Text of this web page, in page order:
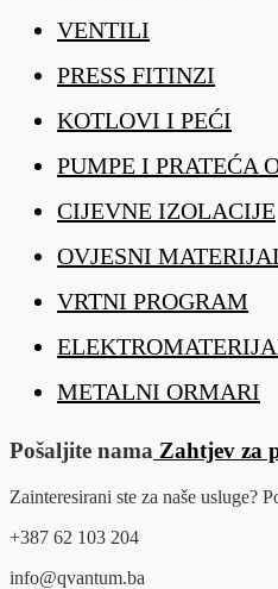
VENTILI
PRESS FITINZI
KOTLOVI I PEĆI
PUMPE I PRATEĆA
CIJEVNE IZOLACIJE
OVJESNI
VRTNI PROGRAM
METALNI ORMARI
Pošaljite nama Zahtjev za
Zainteresirani ste za naše usluge?
+387 62 103 204
info@qvantum.ba